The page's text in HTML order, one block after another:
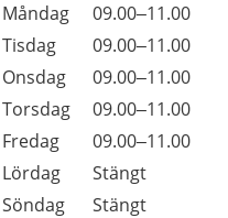
Dag
Öppettider
Kommentarer
Måndag
09.00–11.00
Tisdag
09.00–11.00
Onsdag
09.00–11.00
Torsdag
09.00–11.00
Fredag
09.00–11.00
Lördag
Stängt
Söndag
Stängt